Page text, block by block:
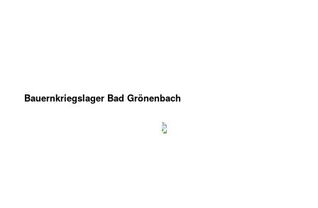
Bauernkriegslager Bad Grönenbach